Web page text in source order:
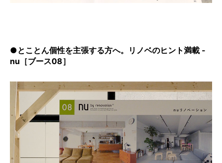
●とことん個性を主張する方へ。リノベのヒント満載 -
nu［ブース08］